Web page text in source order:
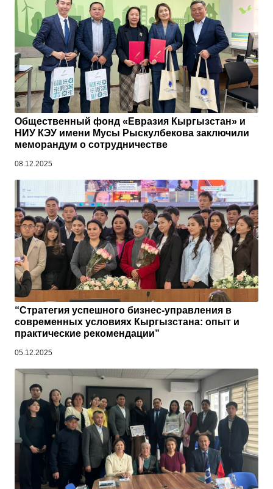
Общественный фонд «Евразия Кыргызстан» и
НИУ КЭУ имени Мусы Рыскулбекова заключили
меморандум о сотрудничестве
08.12.2025
“Стратегия успешного бизнес-управления в
современных условиях Кыргызстана: опыт и
практические рекомендации”
05.12.2025